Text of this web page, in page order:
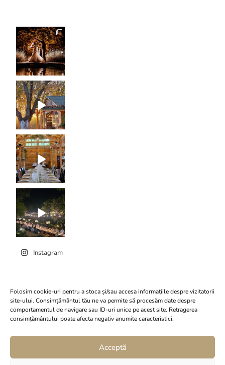
Folosim cookie-uri pentru a stoca și/sau accesa informațiile despre vizitatorii
site-ului. Consimțământul tău ne va permite să procesăm date despre
comportamentul de navigare sau ID-uri unice pe acest site. Retragerea
consimțământului poate afecta negativ anumite caracteristici.
Acceptă
Instagram
Conacul Serghiescu
Click to accept marketing
cookies and enable this
content